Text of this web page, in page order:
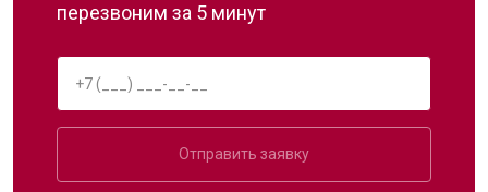
перезвоним за 5 минут
Отправить заявку